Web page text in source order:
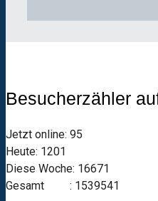
Besucherzähler
Jetzt online: 95
Heute: 1201
Diese Woche: 16671
Gesamt : 1539541